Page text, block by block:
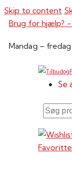
Skip to content
Brug for hjælp? -
Mandag –
Se
Søg
og